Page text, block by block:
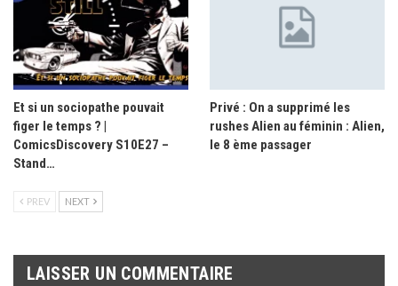
Et si un sociopathe pouvait
figer le temps ? |
ComicsDiscovery S10E27 –
Stand…
Privé : On a supprimé les
rushes Alien au féminin : Alien,
le 8 ème passager
PREV NEXT
LAISSER UN COMMENTAIRE